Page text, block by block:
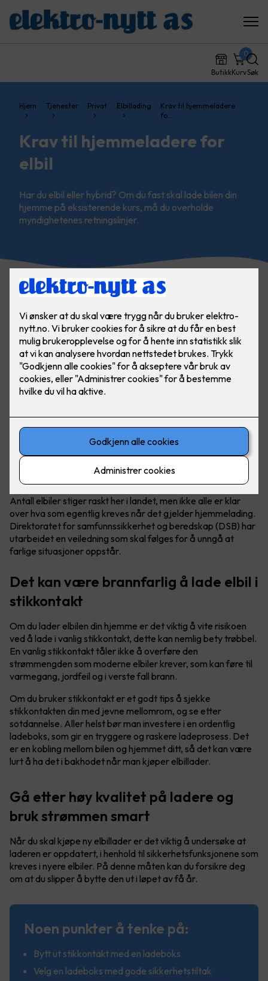
ButikkKurv
0
Søk
Hjem Tjenester Privat Elbillading
Krav til hjemmeladere
fo…
Krav til hjemmeladere for
elbil
Har du elbil eller hybrid? Om du fast skal lade bilen din
hjemme på eksisterende kurs, må du overholde
myndighetenes retningslinjer.
Hva krever en hjemmelader?
Antall elbiler stiger raskt her i landet, men ikke alle er klar
over hva som egentlig kreves når det gjelder hjemmelading.
Direktoratet for samfunnssikkerhet og beredskap (DSB) har
utarbeidet en veiledning som skal følges for å unngå at
farlige situasjoner oppstår.
Det kan være brannfarlig å lade elbil i
stikkontakt
Om du lader elbilen din hjemme er det viktig å vite risikoen
ved å lade i vanlig stikkontakt, dette kan nemlig bety trøbbel.
En vanlig stikkontakt tåler ikke å overføre den
strømmengden som moderne elbiler krever, som kan føre til
varmegang, jordfeil og i verste fall brann.
Om du bruker stikkontakt er et godt tips å sjekke
stikkontakten din med jevne mellomrom, og se etter
sotdannelse. Aller helst bør man investere i en ordentlig
ladeboks, som gir en tryggere og raskere ladeprosess. Det
er en kobling mellom bilen og hjemmet ditt, så det kan være
lurt å ha det i bakhodet når man kjøper elbillader.
Gå etter høy kvalitet på ladere og
bruk strømmen smart
Når du skal kjøpe ny elbillader er det viktig å undersøke at
laderen er oppdatert, i henhold til sikkerhetsfunksjonene som
kreves i nyere elbiler. På denne måten kan du forsikre deg
om at du slipper å bytte den ut i løpet av få år.
Noen punkter å tenke på:
Bytt ut stikkontakt med en ladeboks
Velg en ladeboks med gode sikkerhetstiltak